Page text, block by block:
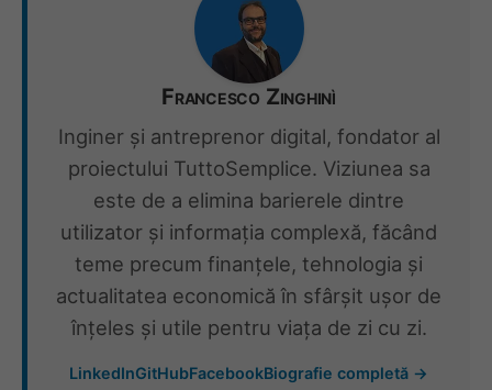
Francesco Zinghinì
Inginer și antreprenor digital, fondator al
proiectului TuttoSemplice. Viziunea sa
este de a elimina barierele dintre
utilizator și informația complexă, făcând
teme precum finanțele, tehnologia și
actualitatea economică în sfârșit ușor de
înțeles și utile pentru viața de zi cu zi.
LinkedInGitHubFacebookBiografie completă →